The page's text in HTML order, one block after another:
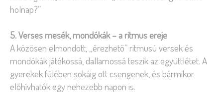
holnap?”
5. Verses mesék, mondókák – a ritmus ereje
A közösen elmondott, „érezhető” ritmusú versek és
mondókák játékossá, dallamossá teszik az együttlétet. A
gyerekek fülében sokáig ott csengenek, és bármikor
előhívhatók egy nehezebb napon is.